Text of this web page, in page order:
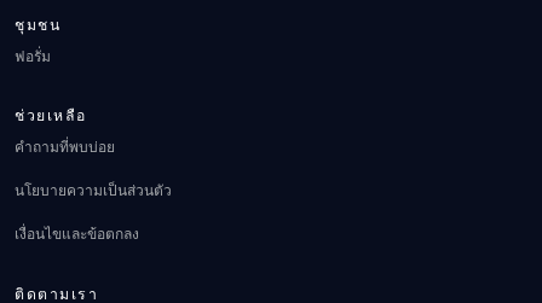
ชุมชน
ฟอรั่ม
ช่วยเหลือ
คำถามที่พบบ่อย
นโยบายความเป็นส่วนตัว
เงื่อนไขและข้อตกลง
ติดตามเรา